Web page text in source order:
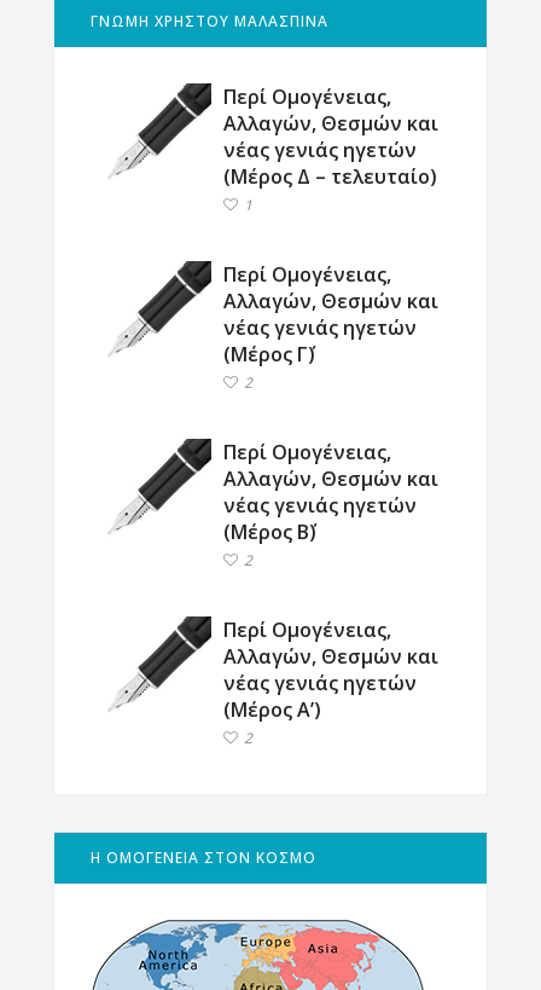
ΓΝΩΜΗ ΧΡΗΣΤΟΥ ΜΑΛΑΣΠΙΝΑ
Περί Ομογένειας,
Αλλαγών, Θεσμών και
νέας γενιάς ηγετών
(Μέρος Δ – τελευταίο)
1
Περί Ομογένειας,
Αλλαγών, Θεσμών και
νέας γενιάς ηγετών
(Μέρος Γ΄)
2
Περί Ομογένειας,
Αλλαγών, Θεσμών και
νέας γενιάς ηγετών
(Μέρος Β΄)
2
Περί Ομογένειας,
Αλλαγών, Θεσμών και
νέας γενιάς ηγετών
(Μέρος Α’)
2
Η ΟΜΟΓΕΝΕΙΑ ΣΤΟΝ ΚΟΣΜΟ